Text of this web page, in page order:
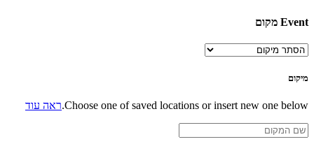
Event מקום
מיקום
Choose one of saved locations or insert new one below. ראה עוד